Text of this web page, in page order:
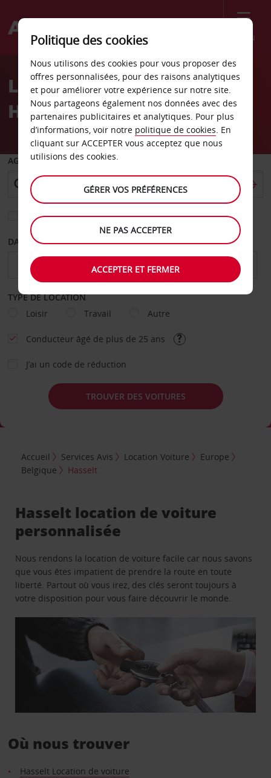
Menu
Welcome
AvisLocation de voiture
Hasselt
AGENCE DE DÉPART
Sélectionnez une autre agence de retour
DATE DE DÉPART DATE DE RETOUR
TYPE DE LOCATION
Loisir
Travail Autre
Conducteur âgé de plus de 25 ans
J’ai un code de réduction
TROUVER DES VOITURES
Accueil Services Avis Location Voiture
Europe
Belgique
Hasselt
Hasselt location de voiture
personnalisée
Nous rendons la location de voiture facile car nous savons
que vous êtes impatient de prendre la route en toute
liberté. Partout où vous irez, des clés seront toujours à
votre disposition pour vous faire découvrir le monde.
Où nous trouver
Hasselt Location de voiture
Politique des cookies
Nous utilisons des cookies pour vous proposer des
offres personnalisées, pour des raisons analytiques
et pour améliorer votre expérience sur notre site.
Nous partageons également nos données avec des
partenaires publicitaires et analytiques. Pour plus
d’informations, voir notre politique de cookies. En
cliquant sur ACCEPTER vous acceptez que nous
utilisions des cookies.
GÉRER VOS PRÉFÉRENCES
NE PAS ACCEPTER
ACCEPTER ET FERMER